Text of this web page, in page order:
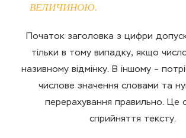
ВЕЛИЧИНОЮ.
Початок заголовка з цифри
тільки в тому випадку, якщо
називному відмінку. В іншому –
числове значення словами та
перерахування правильно. Це
сприйняття тексту.